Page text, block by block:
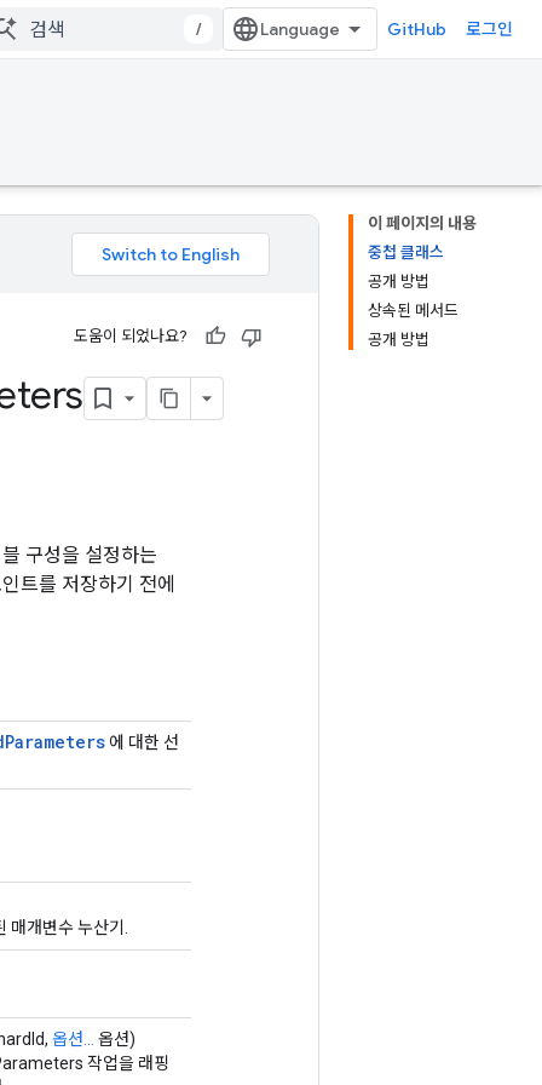
/ GitHub 로그인
이 페이지의 내용
중첩 클래스
공개 방법
상속된 메서드
공개 방법
도움이 되었나요?
구성을 설정하는
트를 저장하기 전에
Parameters 에 대한 선
개변수 누산기.
옵션...
옵션)
작업을 래핑